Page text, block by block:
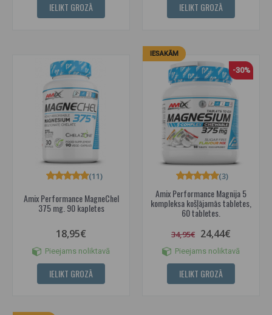
IELIKT GROZĀ IELIKT GROZĀ
Amix Performance MagneChel
375 mg. 90 kapletes
(11)
18,95€
Pieejams noliktavā
IELIKT GROZĀ
IESAKĀM
-30%
Amix Performance Magnija 5
kompleksa košļājamās tabletes,
60 tabletes.
(3)
34,95€ 24,44€
Pieejams noliktavā
IELIKT GROZĀ